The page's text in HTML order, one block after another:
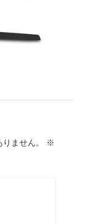
ません。
※